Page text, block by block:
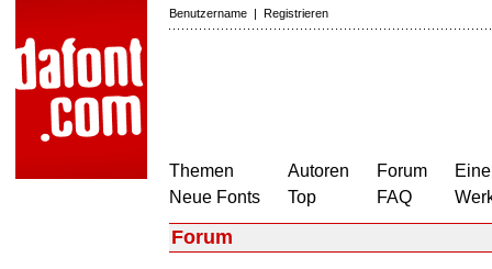
Benutzername | Registrieren
Themen
Neue Fonts
Autoren
Top
Forum
FAQ
Forum